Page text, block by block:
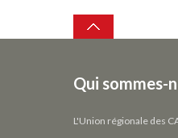
Top
Qui sommes-
L'Union régionale des